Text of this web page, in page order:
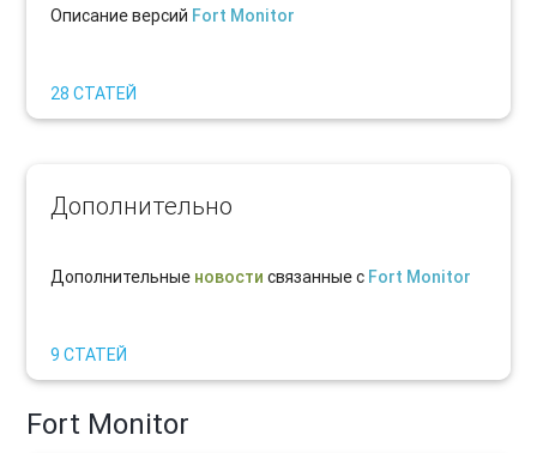
Описание версий Fort Monitor
28 СТАТЕЙ
Дополнительно
Дополнительные новостисвязанные с Fort Monitor
9 СТАТЕЙ
Fort Monitor